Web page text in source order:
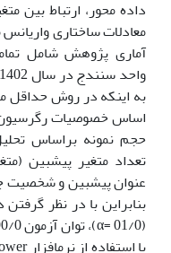
داده محور، ارتباط بین
معادلات ساختاری
آماری پژوهش شامل
واحد سنندج ­در سال 1402 است.
به اینکه در روش حداقل
حجم نمونه براساس
تعداد متغیر پیش­بین
عنوان پیش­بین و شخصیت